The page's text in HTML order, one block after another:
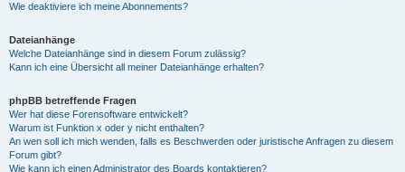
Wie deaktiviere ich meine Abonnements?
Dateianhänge
Welche Dateianhänge sind in diesem Forum zulässig?
Kann ich eine Übersicht all meiner Dateianhänge erhalten?
phpBB betreffende Fragen
Wer hat diese Forensoftware entwickelt?
Warum ist Funktion x oder y nicht enthalten?
An wen soll ich mich wenden, falls es Beschwerden oder juristische Anfragen zu diesem
Forum gibt?
Wie kann ich einen Administrator des Boards kontaktieren?